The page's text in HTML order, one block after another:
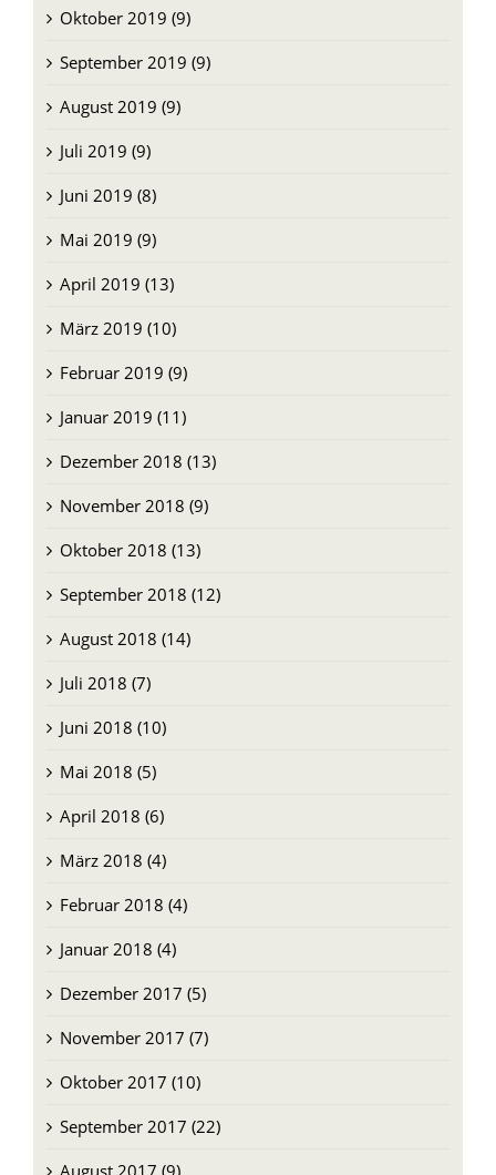
September 2019 (9)
August 2019 (9)
Juli 2019 (9)
Juni 2019 (8)
Mai 2019 (9)
April 2019 (13)
März 2019 (10)
Februar 2019 (9)
Januar 2019 (11)
Dezember 2018 (13)
November 2018 (9)
Oktober 2018 (13)
September 2018 (12)
August 2018 (14)
Juli 2018 (7)
Juni 2018 (10)
Mai 2018 (5)
April 2018 (6)
März 2018 (4)
Februar 2018 (4)
Januar 2018 (4)
Dezember 2017 (5)
November 2017 (7)
Oktober 2017 (10)
September 2017 (22)
August 2017 (9)
Juli 2017 (10)